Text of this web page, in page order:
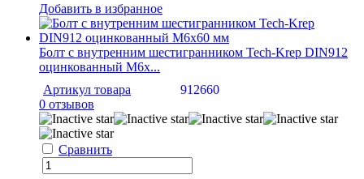
Добавить в избранное
Болт с внутренним шестигранником Tech-Krep DIN912
оцинкованный М6х...
Артикул товара
912660
0 отзывов
Сравнить